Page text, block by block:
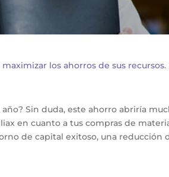
los ahorros de sus recursos.
Sin duda, este ahorro abriría
en cuanto a tus compras de
de capital exitoso, una reducción